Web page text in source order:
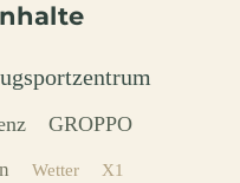
GROPPO
Wetter X1